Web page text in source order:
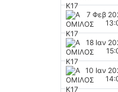
7 Φεβ
18 Ιαν
10 Ιαν